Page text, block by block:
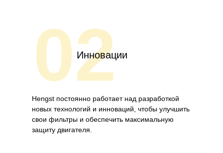
02
Инновации
Hengst постоянно работает над разработкой
новых технологий и инноваций, чтобы улучшить
свои фильтры и обеспечить максимальную
защиту двигателя.